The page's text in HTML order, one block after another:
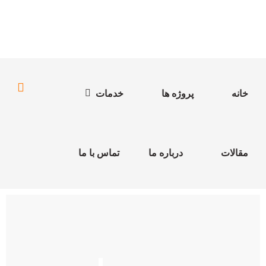
خانه پروژه ها خدمات
مقالات درباره ما تماس با ما